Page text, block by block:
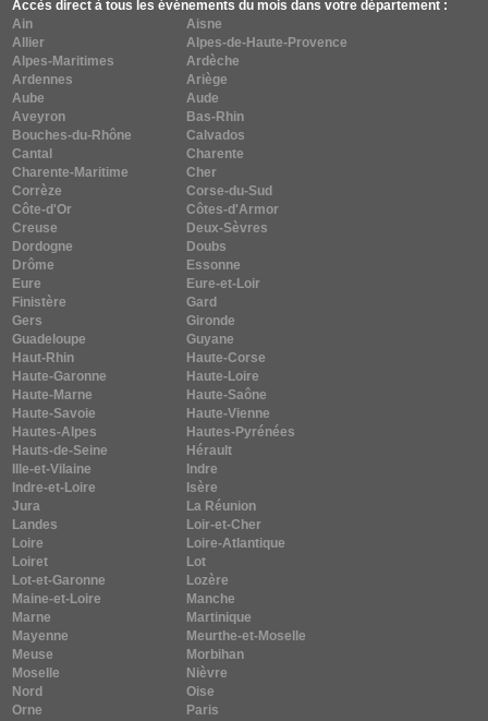
Accès direct à tous les événements du mois dans votre département :
Ain
Aisne
Allier
Alpes-de-Haute-Provence
Alpes-Maritimes
Ardèche
Ardennes
Ariège
Aube
Aude
Aveyron
Bas-Rhin
Bouches-du-Rhône
Calvados
Cantal
Charente
Charente-Maritime
Cher
Corrèze
Corse-du-Sud
Côte-d'Or
Côtes-d'Armor
Creuse
Deux-Sèvres
Dordogne
Doubs
Drôme
Essonne
Eure
Eure-et-Loir
Finistère
Gard
Gers
Gironde
Guadeloupe
Guyane
Haut-Rhin
Haute-Corse
Haute-Garonne
Haute-Loire
Haute-Marne
Haute-Saône
Haute-Savoie
Haute-Vienne
Hautes-Alpes
Hautes-Pyrénées
Hauts-de-Seine
Hérault
Ille-et-Vilaine
Indre
Indre-et-Loire
Isère
Jura
La Réunion
Landes
Loir-et-Cher
Loire
Loire-Atlantique
Loiret
Lot
Lot-et-Garonne
Lozère
Maine-et-Loire
Manche
Marne
Martinique
Mayenne
Meurthe-et-Moselle
Meuse
Morbihan
Moselle
Nièvre
Nord
Oise
Orne
Paris